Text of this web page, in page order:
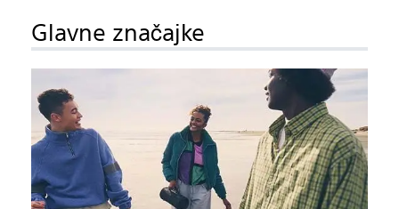
Glavne značajke